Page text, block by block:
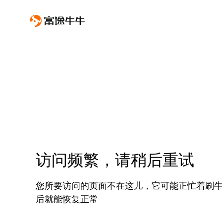
访问频繁，请稍后重试
您所要访问的页面不在这儿，它可能正忙着刷
后就能恢复正常